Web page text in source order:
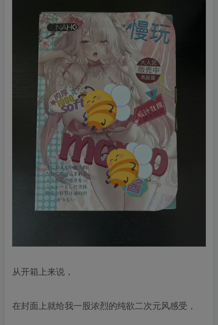
从开箱上来说，
在封面上就给我一股浓烈的纯欲二次元风感受，